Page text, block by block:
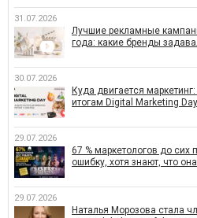
31.07.2026
Лучшие рекламные
года: какие бренды
30.07.2026
Куда двигается
итогам Digital Marketing
29.07.2026
67 % маркетологов до сих
ошибку, хотя знают, что
29.07.2026
Наталья Морозова стала